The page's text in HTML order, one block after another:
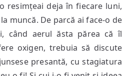
resimțeai deja în fiecare luni,
muncă. De parcă ai face-o de
când aerul ăsta părea că îl
oxigen, trebuia să discute
presantă, cu stagiatura